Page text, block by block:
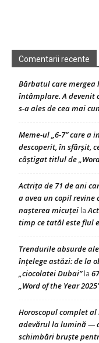
Comentarii recente
Bărbatul care
întâmplare. A devenit
s-a ales de cea mai
Meme-ul „6-7” care
descoperit, în sfârșit,
câștigat titlul de
Actrița de 71 de ani
a avea un copil
nașterea micuței la
timp ce tatăl este fiul
Trendurile absurde
înțelege astăzi: de la
„ciocolatei Dubai”la
„Word of the Year
Horoscopul complet
adevărul la lumină —
schimbări bruște